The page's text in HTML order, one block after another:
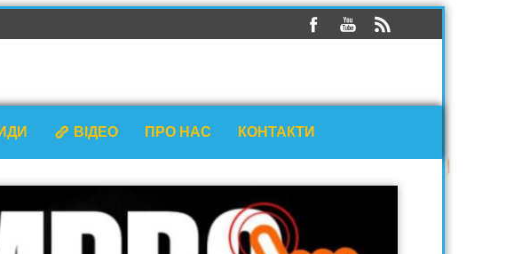
ВІДЕО ПРО НАС КОНТАКТИ